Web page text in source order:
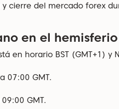
cierre del mercado forex
en el
en horario BST (GMT+1) y
07:00 GMT.
GMT.